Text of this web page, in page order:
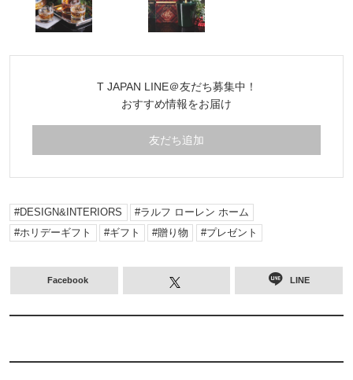
T JAPAN LINE＠友だち募集中！
おすすめ情報をお届け
友だち追加
DESIGN&INTERIORS
ラルフ ローレン ホーム
ホリデーギフト
ギフト 贈り物 プレゼント
Facebook LINE